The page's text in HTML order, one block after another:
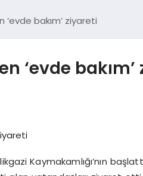
‘evde bakım’ ziyareti
‘evde
Kaymakamlığı’nın